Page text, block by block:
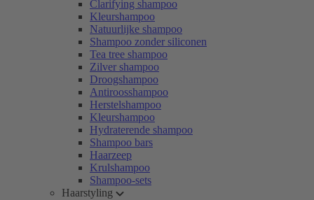
Clarifying shampoo
Kleurshampoo
Natuurlijke shampoo
Shampoo zonder siliconen
Tea tree shampoo
Zilver shampoo
Droogshampoo
Antiroosshampoo
Herstelshampoo
Kleurshampoo
Hydraterende shampoo
Shampoo bars
Haarzeep
Krulshampoo
Shampoo-sets
Haarstyling